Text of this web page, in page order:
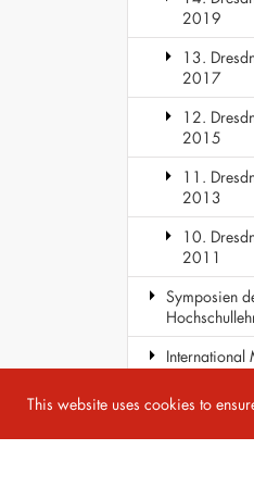
This website uses cookies to
2019
13.
2017
12.
2015
11.
2013
10.
2011
Symposien
International
COST